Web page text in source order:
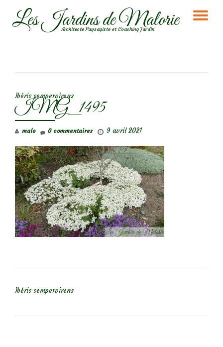
AllerLes Jardins de Malorie
Architecte Paysagiste et Coaching Jardin
Ibéris sempervirens
IMG_1495
malo 9 avril 2021
0 commentaires
Ibéris sempervirens